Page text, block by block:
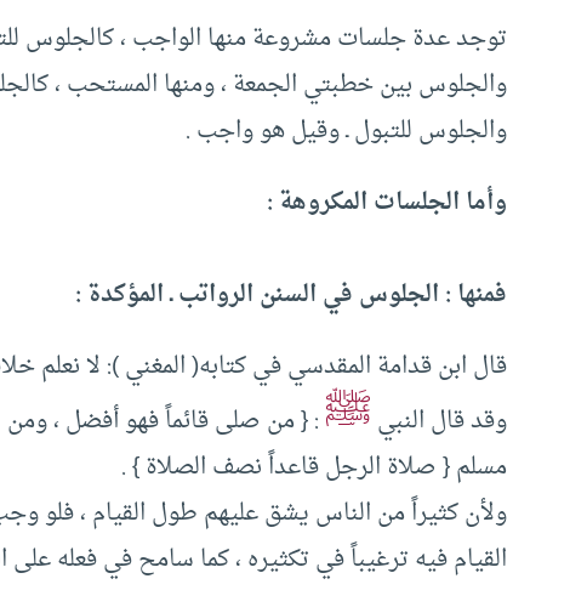
توجد عدة جلسات مشروعة منها الواجب ، كالجلوس
والجلوس بين خطبتي الجمعة ، ومنها المستحب ،
والجلوس للتبول ـ وقيل هو واجب .
وأما الجلسات المكروهة :
فمنها : الجلوس في السنن الرواتب ـ المؤكدة :
قال ابن قدامة المقدسي في كتابه( المغني )‏:‏ لا نعلم
وقد قال النبيﷺ‏:‏ ‏{‏ من صلى قائماً فهو أفضل ‏،‏
مسلم ‏{‏ صلاة الرجل قاعداً نصف الصلاة ‏}‏ ‏.‏ ‏
‏ولأن كثيراً من الناس يشق عليهم طول القيام ‏،‏ فلو
القيام فيه ترغيباً في تكثيره ‏،‏ كما سامح في فعله على